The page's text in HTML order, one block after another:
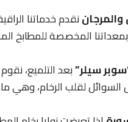
نقدم خدماتنا
المخصصة للمطابخ
سيلر”بعد التلميع،
السوائل لقلب الرخام، وهي